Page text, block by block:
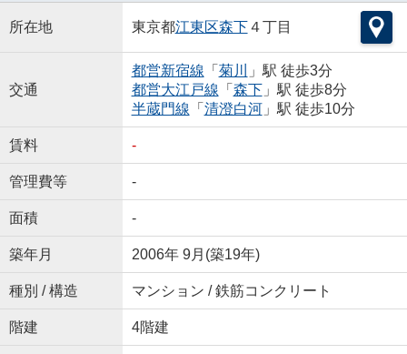
所在地 東京都江東区森下４丁目
交通
都営新宿線 「 菊川
」駅 徒歩3分
都営大江戸線 「 森下」駅 徒歩8分
半蔵門線 「 清澄白河」駅 徒歩10分
賃料 -
管理費等 -
面積 -
築年月 2006年 9月(築19年)
種別 / 構造 マンション / 鉄筋コンクリート
階建 4階建